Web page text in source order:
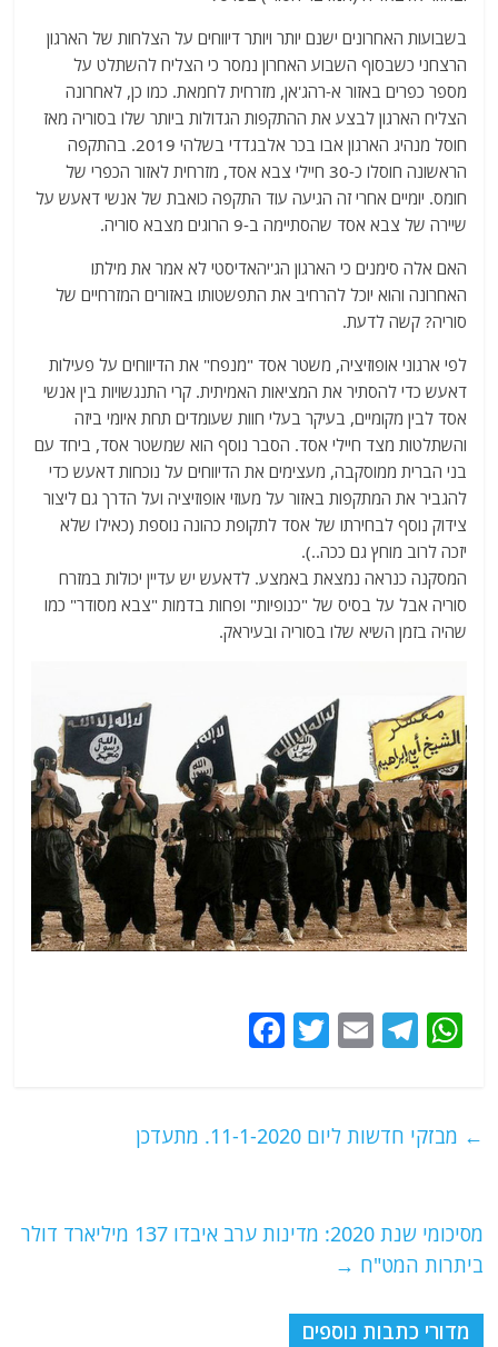
s
A
p
p
g
ra
m
l
er
e
b
o
o
k
בשבועות האחרונים ישנם יותר ויותר דיווחים על הצלחות של הארגון
הרצחני כשבסוף השבוע האחרון נמסר כי הצליח להשתלט על
מספר כפרים באזור א-רהג'אן, מזרחית לחמאת. כמו כן, לאחרונה
הצליח הארגון לבצע את ההתקפות הגדולות ביותר שלו בסוריה מאז
חוסל מנהיג הארגון אבו בכר אלבגדדי בשלהי 2019. בהתקפה
הראשונה חוסלו כ-30 חיילי צבא אסד, מזרחית לאזור הכפרי של
חומס. יומיים אחרי זה הגיעה עוד התקפה כואבת של אנשי דאעש על
שיירה של צבא אסד שהסתיימה ב-9 הרוגים מצבא סוריה.
האם אלה סימנים כי הארגון הג'יהאדיסטי לא אמר את מילתו
האחרונה והוא יוכל להרחיב את התפשטותו באזורים המזרחיים של
סוריה? קשה לדעת.
לפי ארגוני אופוזיציה, משטר אסד "מנפח" את הדיווחים על פעילות
דאעש כדי להסתיר את המציאות האמיתית. קרי התנגשויות בין אנשי
אסד לבין מקומיים, בעיקר בעלי חוות שעומדים תחת איומי ביזה
והשתלטות מצד חיילי אסד. הסבר נוסף הוא שמשטר אסד, ביחד עם
בני הברית ממוסקבה, מעצימים את הדיווחים על נוכחות דאעש כדי
להגביר את המתקפות באזור על מעוזי אופוזיציה ועל הדרך גם ליצור
צידוק נוסף לבחירתו של אסד לתקופת כהונה נוספת (כאילו שלא
יזכה לרוב מוחץ גם ככה..).
המסקנה כנראה נמצאת באמצע. לדאעש יש עדיין יכולות במזרח
סוריה אבל על בסיס של "כנופיות" ופחות בדמות "צבא מסודר" כמו
שהיה בזמן השיא שלו בסוריה ובעיראק.
W
s
p
T
g
E
l
T
er
e
o
← מבזקי חדשות ליום 11-1-2020. מתעדכן
מסיכומי שנת 2020: מדינות ערב איבדו 137 מיליארד דולר
ביתרות המט"ח →
מדורי כתבות נוספים